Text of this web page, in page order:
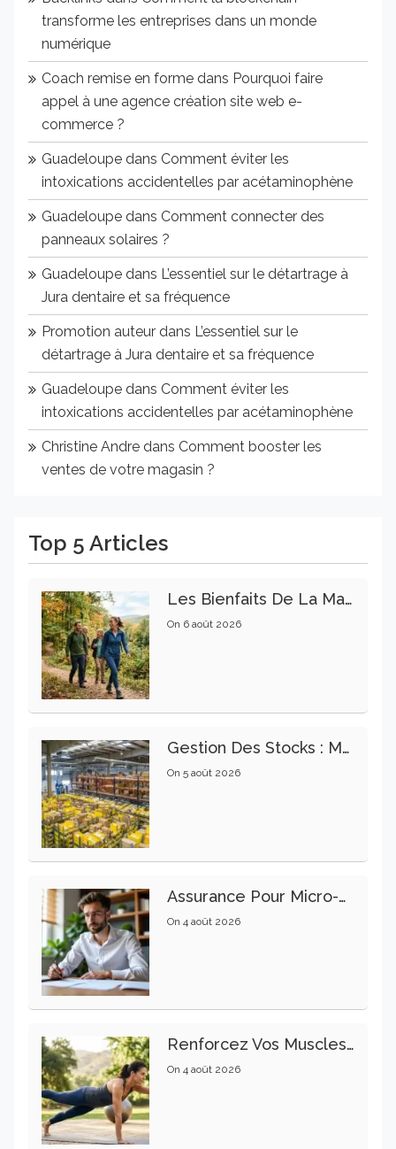
transforme les entreprises dans un monde
numérique
Coach remise en forme dans Pourquoi faire
appel à une agence création site web e-
commerce ?
Guadeloupe dans Comment éviter les
intoxications accidentelles par acétaminophène
Guadeloupe dans Comment connecter des
panneaux solaires ?
Guadeloupe dans L’essentiel sur le détartrage à
Jura dentaire et sa fréquence
Promotion auteur dans L’essentiel sur le
détartrage à Jura dentaire et sa fréquence
Guadeloupe dans Comment éviter les
intoxications accidentelles par acétaminophène
Christine Andre dans Comment booster les
ventes de votre magasin ?
Top 5 Articles
Les Bienfaits De La Marche Sur La Santé Physique Et Mentale
On 6 août 2026
Gestion Des Stocks : Meilleures Pratiques Intralogistiques
On 5 août 2026
Assurance Pour Micro-Entrepreneur : Les Garanties Essentielles À Connaître
On 4 août 2026
Renforcez Vos Muscles Profonds Pour Apaiser Votre Mal De Dos
On 4 août 2026